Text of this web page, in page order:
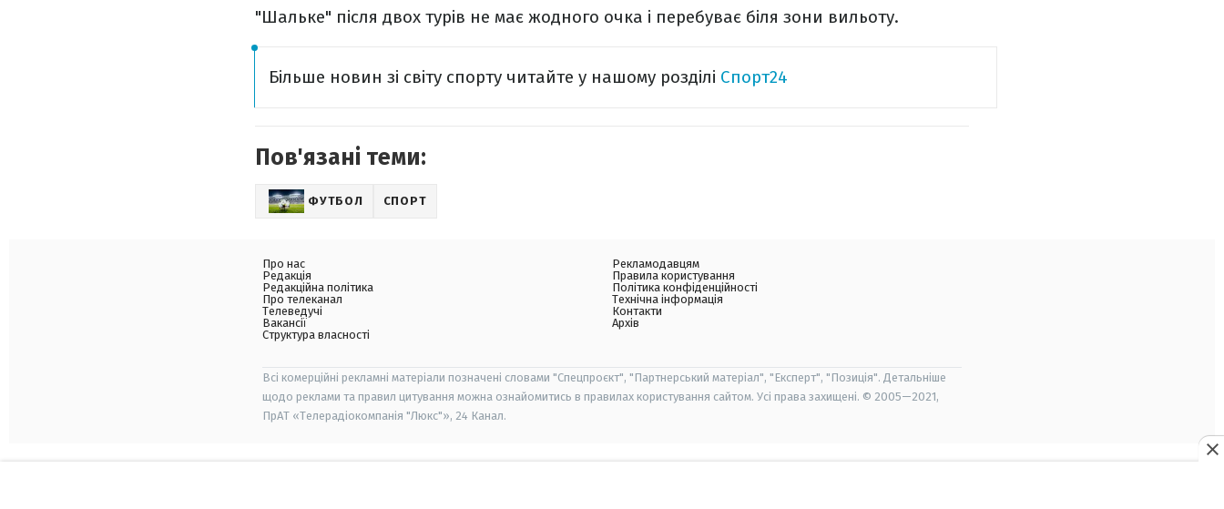
"Шальке" після двох турів не має жодного очка і перебуває біля зони вильоту.
Більше новин зі світу спорту читайте у нашому розділі Спорт24
Пов'язані теми:
ФУТБОЛ СПОРТ
Про нас
Редакція
Редакційна політика
Про телеканал
Телеведучі
Вакансії
Структура власності
Рекламодавцям
Правила користування
Політика конфіденційності
Технічна інформація
Контакти
Архів
Всі комерційні рекламні матеріали позначені словами "Спецпроєкт", "Партнерський матеріал", "Експерт", "Позиція". Детальніше
щодо реклами та правил цитування можна ознайомитись в правилах користування сайтом. Усі права захищені. © 2005—2021,
ПрАТ «Телерадіокомпанія "Люкс"», 24 Канал.